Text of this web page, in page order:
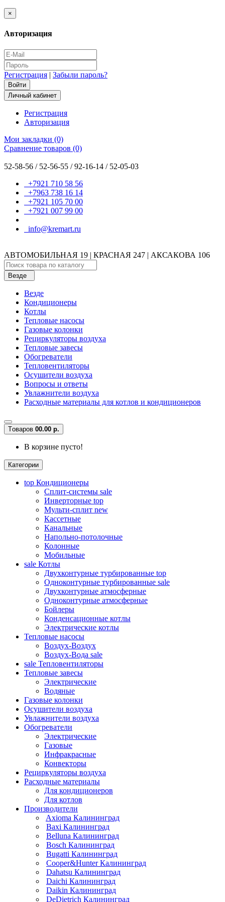
×
Авторизация
Регистрация | Забыли пароль?
Личный кабинет
Регистрация
Авторизация
Мои закладки (0)
Сравнение товаров (0)
52-58-56 / 52-56-55 / 92-16-14 / 52-05-03
+7921 710 58 56
+7963 738 16 14
+7921 105 70 00
+7921 007 99 00
info@kremart.ru
АВТОМОБИЛЬНАЯ 19 | КРАСНАЯ 247 | АКСАКОВА 106
Везде
Везде
Кондиционеры
Котлы
Тепловые насосы
Газовые колонки
Рециркуляторы воздуха
Тепловые завесы
Обогреватели
Тепловентиляторы
Осушители воздуха
Вопросы и ответы
Увлажнители воздуха
Расходные материалы для котлов и кондиционеров
Tоваров 00.00 р.
В корзине пусто!
Категории
top Кондиционеры
Сплит-системы sale
Инверторные top
Мульти-сплит new
Кассетные
Канальные
Напольно-потолочные
Колонные
Мобильные
sale Котлы
Двухконтурные турбированные top
Одноконтурные турбированные sale
Двухконтурные атмосферные
Одноконтурные атмосферные
Бойлеры
Конденсационные котлы
Электрические котлы
Тепловые насосы
Воздух-Воздух
Воздух-Вода sale
sale Тепловентиляторы
Тепловые завесы
Электрические
Водяные
Газовые колонки
Осушители воздуха
Увлажнители воздуха
Обогреватели
Электрические
Газовые
Инфракрасные
Конвекторы
Рециркуляторы воздуха
Расходные материалы
Для кондиционеров
Для котлов
Производители
Axioma Калининград
Baxi Калининград
Belluna Калининград
Bosch Калининград
Bugatti Калининград
Cooper&Hunter Калининград
Dahatsu Калининград
Daichi Калининград
Daikin Калининград
DeDietrich Калининград